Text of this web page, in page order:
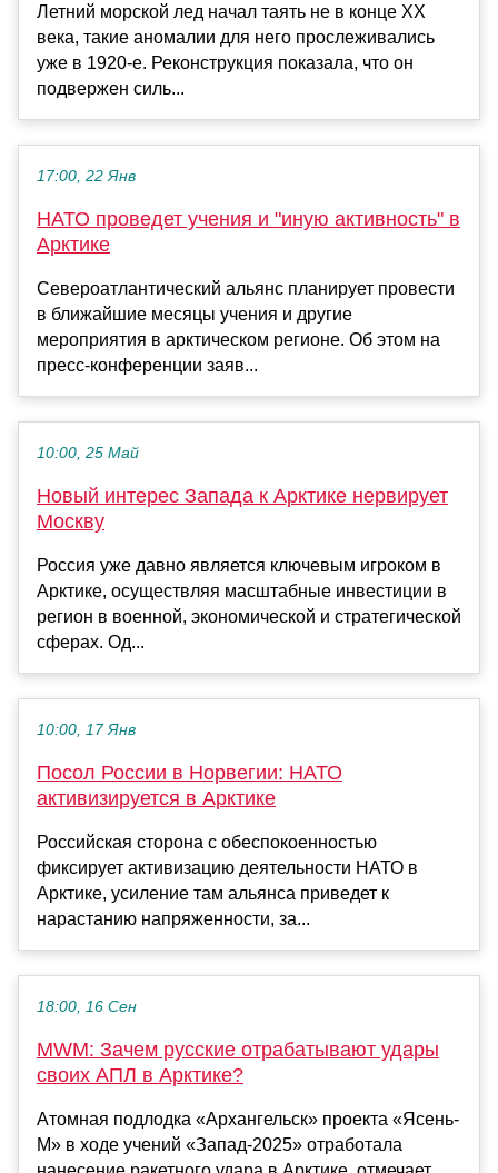
Летний морской лед начал таять не в конце XX
века, такие аномалии для него прослеживались
уже в 1920-е. Реконструкция показала, что он
подвержен силь...
17:00, 22 Янв
НАТО проведет учения и "иную активность" в
Арктике
Североатлантический альянс планирует провести
в ближайшие месяцы учения и другие
мероприятия в арктическом регионе. Об этом на
пресс-конференции заяв...
10:00, 25 Май
Новый интерес Запада к Арктике нервирует
Москву
Россия уже давно является ключевым игроком в
Арктике, осуществляя масштабные инвестиции в
регион в военной, экономической и стратегической
сферах. Од...
10:00, 17 Янв
Посол России в Норвегии: НАТО
активизируется в Арктике
Российская сторона с обеспокоенностью
фиксирует активизацию деятельности НАТО в
Арктике, усиление там альянса приведет к
нарастанию напряженности, за...
18:00, 16 Сен
MWM: Зачем русские отрабатывают удары
своих АПЛ в Арктике?
Атомная подлодка «Архангельск» проекта «Ясень-
М» в ходе учений «Запад-2025» отработала